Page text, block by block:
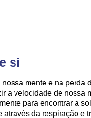
si
mente e na perda
a velocidade de nossa
para encontrar a
da respiração e